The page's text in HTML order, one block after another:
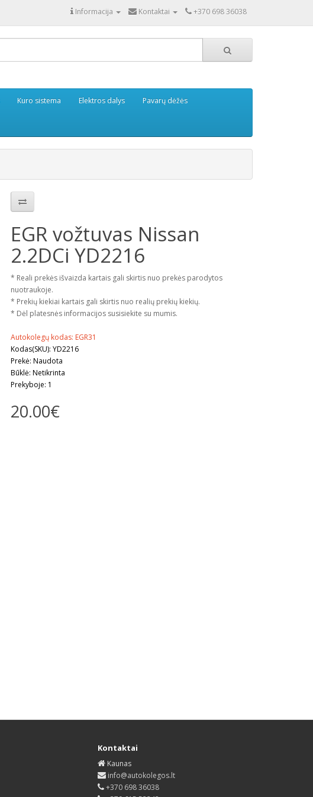
Informacija Kontaktai +370 698 36038
Kuro sistema Elektros dalys Pavarų dėžės
EGR vožtuvas Nissan
2.2DCi YD2216
* Reali prekės išvaizda kartais gali skirtis nuo prekės parodytos
nuotraukoje.
* Prekių kiekiai kartais gali skirtis nuo realių prekių kiekių.
* Dėl platesnės informacijos susisiekite su mumis.
Autokolegų kodas: EGR31
Kodas(SKU): YD2216
Prekė: Naudota
Būklė: Netikrinta
Prekyboje: 1
20.00€
Kontaktai
Kaunas
info@autokolegos.lt
+370 698 36038